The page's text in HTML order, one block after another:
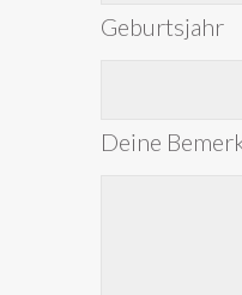
Geburtsjahr
Deine